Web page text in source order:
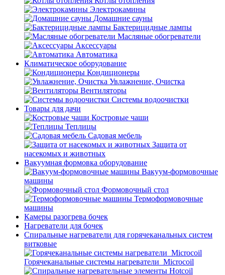
Электрокамины
Домашние сауны
Бактерицидные лампы
Масляные обогреватели
Аксессуары
Автоматика
Климатическое оборудование
Кондиционеры
Увлажнение, Очистка
Вентиляторы
Системы водоочистки
Товары для дачи
Костровые чаши
Теплицы
Садовая мебель
Защита от
насекомых и животных
Вакуумная формовка оборудование
Вакуум-формовочные
машины
Формовочный стол
Термоформовочные
машины
Камеры разогрева бочек
Нагреватели для бочек
Спиральные нагреватели для горячеканальных систем
витковые
Горячеканальные системы нагреватели_Microcoil